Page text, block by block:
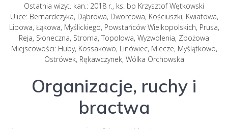
Ostatnia wizyt. kan.: 2018 r., ks. bp Krzysztof Wętkowski
Ulice: Bernardczyka, Dąbrowa, Dworcowa, Kościuszki, Kwiatowa,
Lipowa, Łąkowa, Myślickiego, Powstańców Wielkopolskich, Prusa,
Reja, Słoneczna, Stroma, Topolowa, Wyzwolenia, Zbożowa
Miejscowości: Huby, Kossakowo, Linówiec, Mlecze, Myślątkowo,
Ostrówek, Rękawczynek, Wólka Orchowska
Organizacje, ruchy i
bractwa